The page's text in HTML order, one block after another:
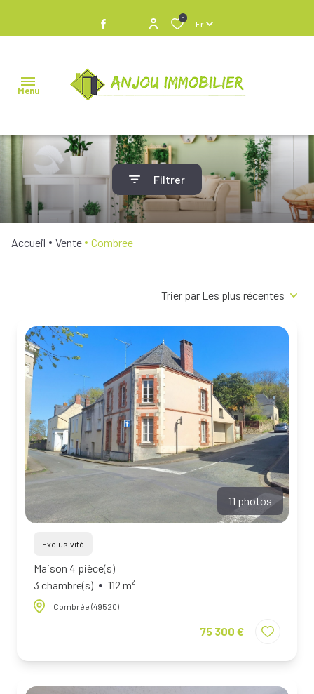
0
Fr
Menu
NOS
BIENS À
VENDRE
LA
LOCATION
ESTIMEZ
VOTRE
BIEN
NOTRE
ÉQUIPE
Filtrer
Accueil Vente Combree
Trier par Les plus récentes
11 photos
Exclusivité
Maison 4 pièce(s)
3 chambre(s)
112 m²
Combrée (49520)
75 300 €